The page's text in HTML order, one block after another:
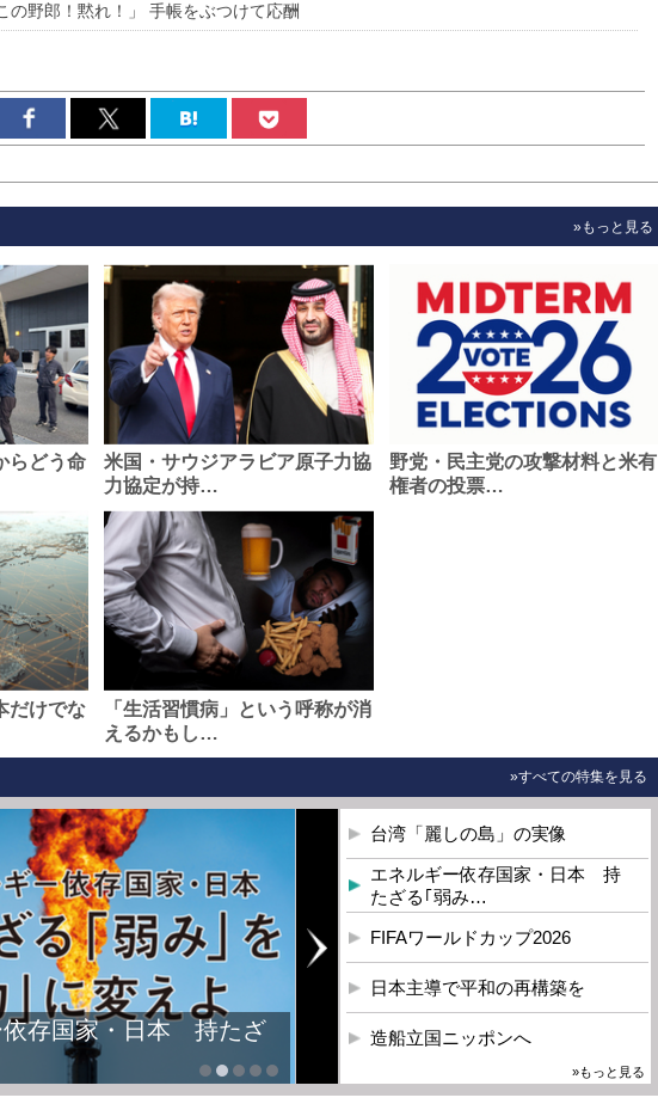
の野郎！黙れ！」 手帳をぶつけて応酬
»もっと見る
らどう命
米国・サウジアラビア原子力協
力協定が持…
野党・民主党の攻撃材料と米有
権者の投票…
だけでな
「生活習慣病」という呼称が消
えるかもし…
»すべての特集を見る
依存国家・日本 持たざ
台湾「麗しの島」の実像
エネルギー依存国家・日本 持
たざる｢弱み…
FIFAワールドカップ2026
日本主導で平和の再構築を
造船立国ニッポンへ
»もっと見る